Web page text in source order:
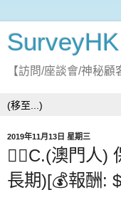
SurveyHK
【訪問/座談會/神秘顧
2019年11月13日 星期三
🕵🏻C.(澳門人)
長期)[💰報酬: